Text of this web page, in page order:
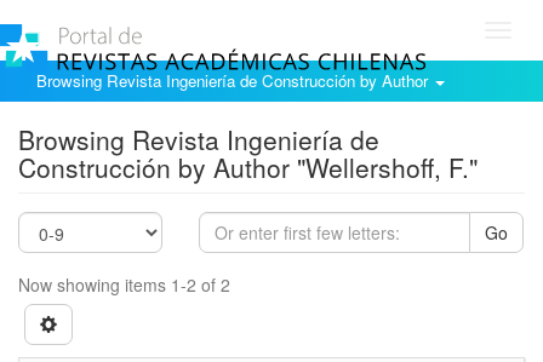
Browsing Revista Ingeniería de Construcción by Author
Browsing Revista Ingeniería de
Construcción by Author "Wellershoff, F."
Go
Now showing items 1-2 of 2